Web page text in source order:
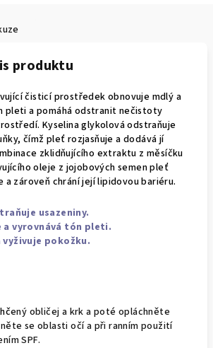
produktu
čisticí prostředek obnovuje mdlý a
pleti a pomáhá odstranit nečistoty
Kyselina glykolováodstraňuje
čímž pleť rozjasňuje a dodává jí
zklidňujícího extraktu z měsíčku
oleje z jojobových semen pleť
a zároveň chrání její lipidovou bariéru.
usazeniny.
a vyrovnává tón pleti.
vyživuje pokožku.
ený obličej a krk a poté opláchněte
se oblasti očí a při ranním použití
SPF.